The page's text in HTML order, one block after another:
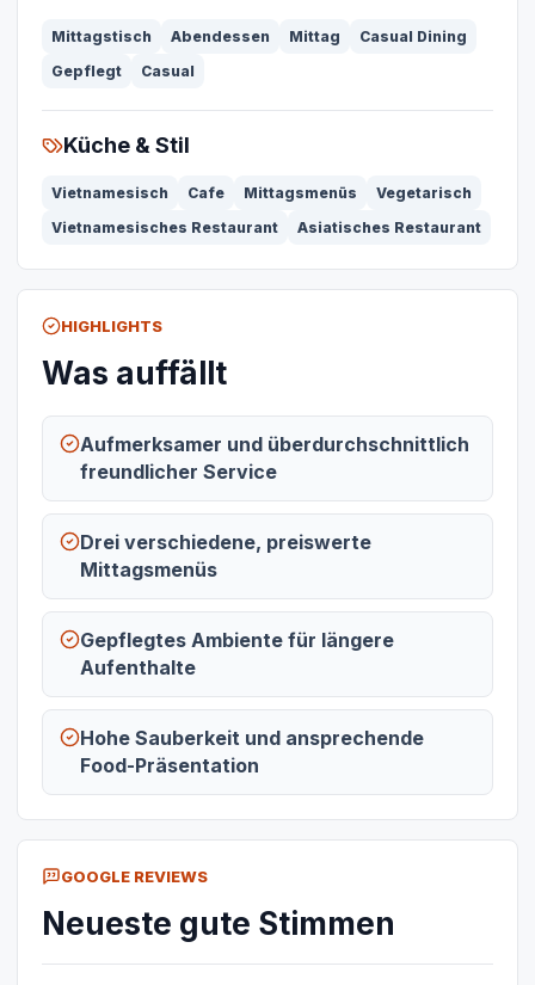
Mittagstisch Abendessen Mittag
Casual Dining
Gepflegt
Casual
Küche & Stil
Vietnamesisch Cafe Mittagsmenüs
Vegetarisch
Vietnamesisches Restaurant
Asiatisches Restaurant
HIGHLIGHTS
Was auffällt
Aufmerksamer und überdurchschnittlich
freundlicher Service
Drei verschiedene, preiswerte
Mittagsmenüs
Gepflegtes Ambiente für längere
Aufenthalte
Hohe Sauberkeit und ansprechende
Food-Präsentation
GOOGLE REVIEWS
Neueste gute Stimmen